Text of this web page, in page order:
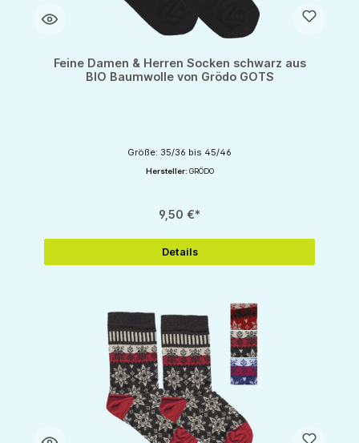
Feine Damen & Herren Socken schwarz aus
BIO Baumwolle von Grödo GOTS
Größe: 35/36 bis 45/46
Hersteller: GRÖDO
9,50 €*
Details